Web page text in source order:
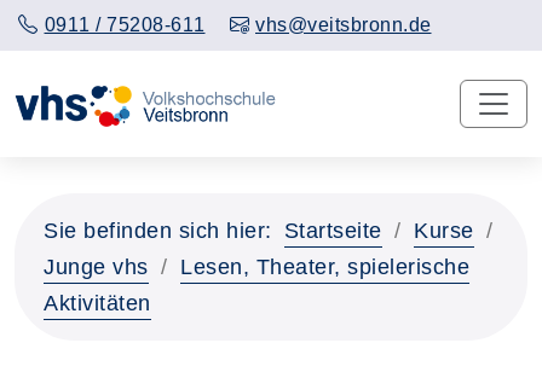
0911 / 75208-611 vhs@veitsbronn.de
Sie befinden sich hier: Startseite
Kurse
Junge vhs
Lesen, Theater, spielerische
Aktivitäten